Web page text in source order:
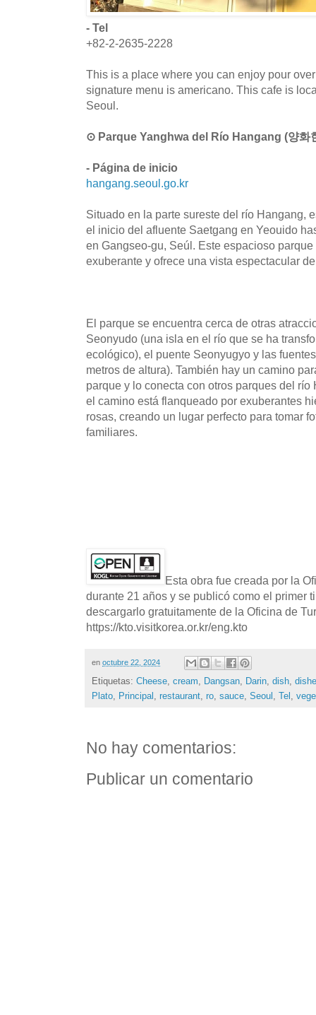
- Tel
+82-2-2635-2228
This is a place where you can enjoy pour
signature menu is americano. This cafe is
Seoul.
⊙ Parque Yanghwa del Río Hangang (양화
- Página de inicio
hangang.seoul.go.kr
Situado en la parte sureste del río Hangang,
el inicio del afluente Saetgang en Yeouido
en Gangseo-gu, Seúl. Este espacioso
exuberante y ofrece una vista espectacular
El parque se encuentra cerca de otras
Seonyudo (una isla en el río que se ha
ecológico), el puente Seonyugyo y las
metros de altura). También hay un camino
parque y lo conecta con otros parques del
el camino está flanqueado por exuberantes
rosas, creando un lugar perfecto para tomar
familiares.
Esta obra fue creada por la
durante 21 años y se publicó como el primer
descargarlo gratuitamente de la Oficina de
https://kto.visitkorea.or.kr/eng.kto
en octubre 22, 2024
Etiquetas: Cheese, cream, Dangsan, Darin, dish,
Plato, Principal , restaurant, ro, sauce, Seoul , Tel ,
No hay comentarios:
Publicar un comentario